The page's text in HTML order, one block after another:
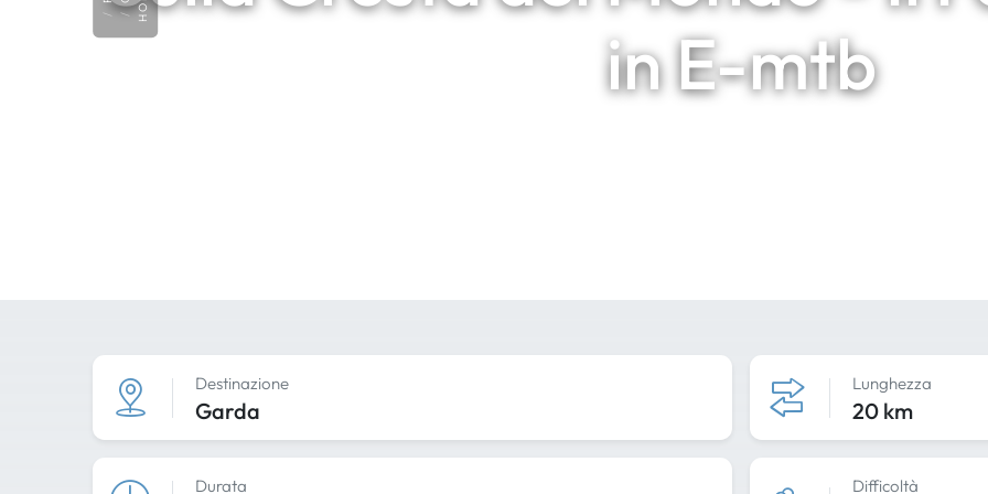
in E-mtb
Destinazione
Garda
Lunghezza
20 km
Durata Difficoltà